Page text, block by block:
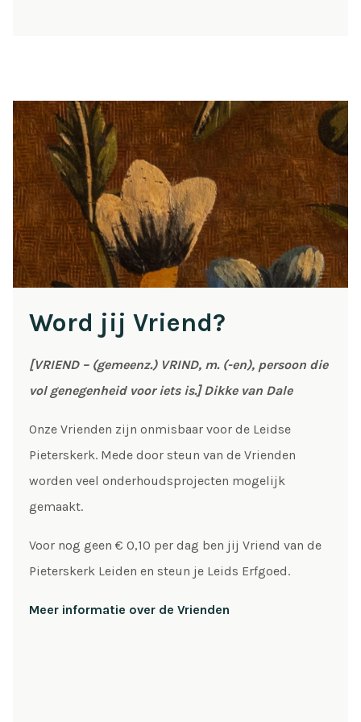
Word jij Vriend?
[VRIEND – (gemeenz.) VRIND, m. (-en), persoon die
vol genegenheid voor iets is.] Dikke van Dale
Onze Vrienden zijn onmisbaar voor de Leidse
Pieterskerk. Mede door steun van de Vrienden
worden veel onderhoudsprojecten mogelijk
gemaakt.
Voor nog geen € 0,10 per dag ben jij Vriend van de
Pieterskerk Leiden en steun je Leids Erfgoed.
Meer informatie over de Vrienden